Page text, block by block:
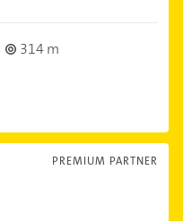
314 m
PREMIUM PARTNER